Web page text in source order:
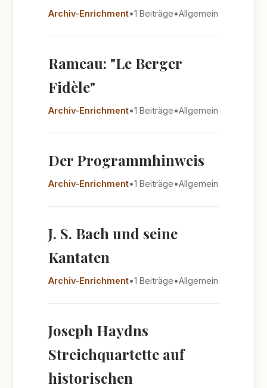
Archiv-Enrichment•1 Beiträge•Allgemein
Rameau: "Le Berger
Fidèle"
Archiv-Enrichment•1 Beiträge•Allgemein
Der Programmhinweis
Archiv-Enrichment•1 Beiträge•Allgemein
J. S. Bach und seine
Kantaten
Archiv-Enrichment•1 Beiträge•Allgemein
Joseph Haydns
Streichquartette auf
historischen